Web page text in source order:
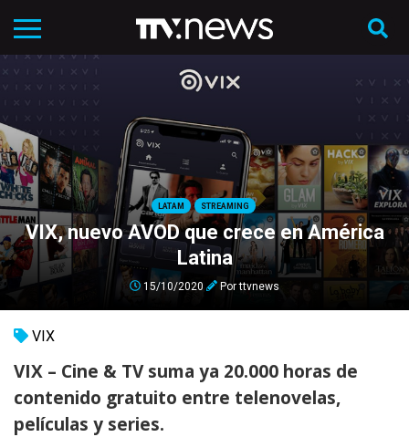
LATAM STREAMING
VIX, nuevo AVOD que crece en América
Latina
15/10/2020 Porttvnews
VIX
VIX – Cine & TV suma ya 20.000 horas de
contenido gratuito entre telenovelas,
películas y series.